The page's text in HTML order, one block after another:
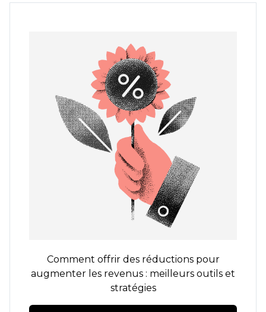
Comment offrir des réductions pour
augmenter les revenus : meilleurs outils et
stratégies